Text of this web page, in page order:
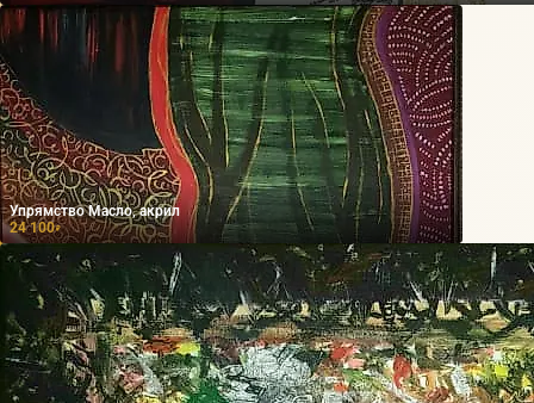
Упрямство Масло, акрил
24 100₽